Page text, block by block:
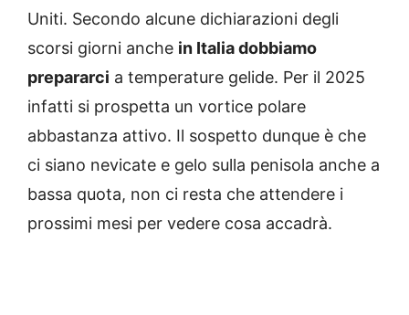
Uniti. Secondo alcune dichiarazioni degli
scorsi giorni anche in Italia dobbiamo
prepararci a temperature gelide. Per il 2025
infatti si prospetta un vortice polare
abbastanza attivo. Il sospetto dunque è che
ci siano nevicate e gelo sulla penisola anche a
bassa quota, non ci resta che attendere i
prossimi mesi per vedere cosa accadrà.